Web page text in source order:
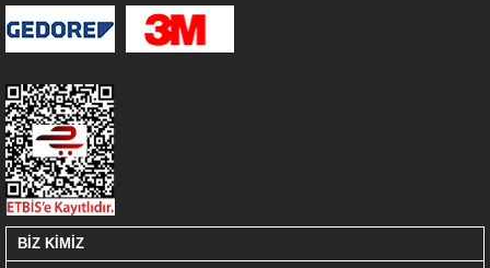
BİZ KİMİZ